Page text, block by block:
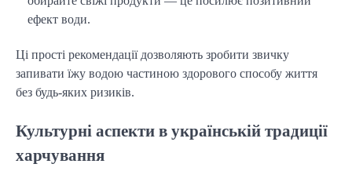
ефект води.
Ці прості рекомендації дозволяють зробити звичку
запивати їжу водою частиною здорового способу життя
без будь-яких ризиків.
Культурні аспекти в українській традиції
харчування